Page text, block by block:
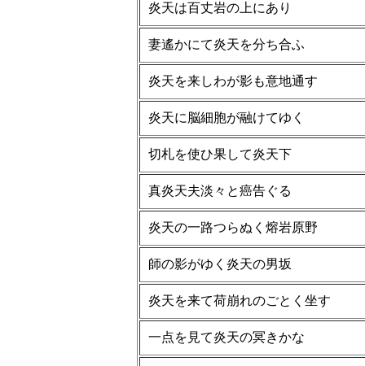
炎天は百丈岩の上にあり
妻遙かにて炎天を分ち合ふ
炎天を来しわが影も意地通す
炎天に脳細胞が融けてゆく
切札を使ひ果して炎天下
真炎天夫淡々と癌告ぐる
炎天の一路つらぬく熔岩原野
師の影がゆく炎天の男坂
炎天を来て荷崩れのごとく坐す
一点を見て炎天の冥きかな